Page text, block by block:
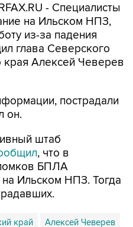
- Специалисты
на Ильском НПЗ,
из-за падения
глава Северского
края Алексей Чеверев
пострадали
он.
штаб
, что в
БПЛА
Ильском НПЗ. Тогда
край Алексей Чеверев